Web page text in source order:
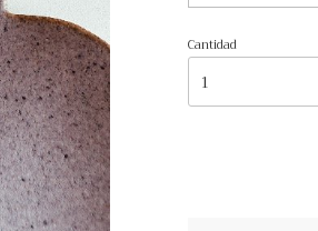
Cantidad